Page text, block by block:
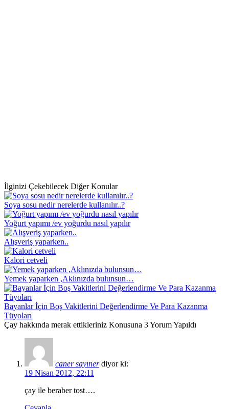
İlginizi Çekebilecek Diğer Konular
Soya sosu nedir nerelerde kullanılır..?
Yoğurt yapımı /ev yoğurdu nasıl yapılır
Alışveriş yaparken..
Kalori cetveli
Yemek yaparken ,Aklınızda bulunsun…
Bayanlar İçin Boş Vakitlerini Değerlendirme Ve Para Kazanma
Tüyoları
Çay hakkında merak ettikleriniz Konusuna 3 Yorum Yapıldı
caner sayıner diyor ki:
19 Nisan 2012, 22:11
çay ile beraber tost….